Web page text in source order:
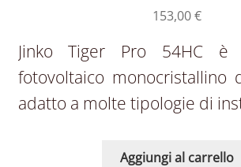
153,00€
Jinko Tiger Pro 54HC è
fotovoltaico monocristallino
adatto a molte tipologie di
Aggiungi al carrello